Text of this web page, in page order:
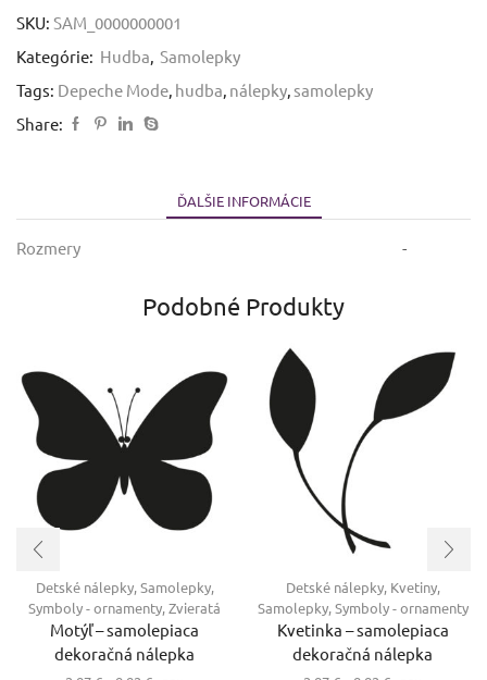
-
samolepka
SKU: SAM_0000000001
Kategórie: Hudba Samolepky
Tags: Depeche Mode hudba nálepky samolepky
Share:
ĎALŠIE INFORMÁCIE
Rozmery -
Podobné Produkty
Detské nálepky,Samolepky,
Symboly - ornamenty,Zvieratá
Motýľ – samolepiaca
dekoračná nálepka
Detské nálepky, Kvetiny,
Samolepky,Symboly - ornamenty
Kvetinka – samolepiaca
dekoračná nálepka